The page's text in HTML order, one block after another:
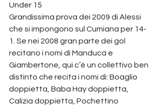
Under 15
Grandissima prova dei 2009 di Alessi
che si impongono sul Cumiana per 14-
1. Se nei 2008 gran parte dei gol
recitano i nomi di Manduca e
Giambertone, qui c’è un collettivo ben
distinto che recita i nomi di: Boaglio
doppietta, Baba Hay doppietta,
Calizia doppietta, Pochettino